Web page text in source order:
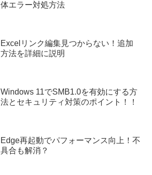
体エラー対処方法
Excelリンク編集見つからない！追加
方法を詳細に説明
Windows 11でSMB1.0を有効にする方
法とセキュリティ対策のポイント！！
Edge再起動でパフォーマンス向上！不
具合も解消？